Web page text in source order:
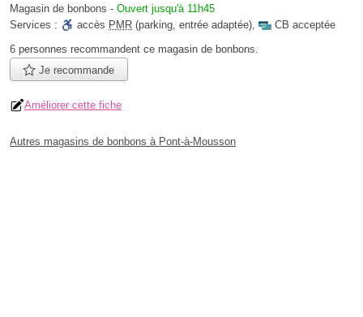
Magasin de bonbons - Ouvert jusqu'à 11h45
Services :
accès PMR (parking, entrée adaptée),
CB acceptée
6 personnes recommandent ce magasin de bonbons.
Je recommande
Améliorer cette fiche
Autres magasins de bonbons à Pont-à-Mousson